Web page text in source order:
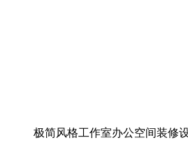
极简风格工作室办公空间装修